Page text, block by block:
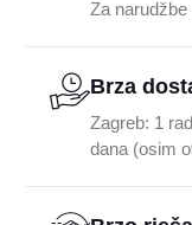
Za
Brza
Zagreb: 1
dana (osim